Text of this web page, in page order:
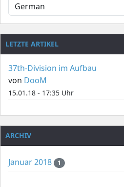
LETZTE ARTIKEL
37th-Division im Aufbau
von DooM
15.01.18 - 17:35 Uhr
ARCHIV
Januar 2018 1